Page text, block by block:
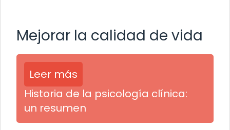
Mejorar la calidad de vida
Leer más
Historia de la psicología clínica:
un resumen